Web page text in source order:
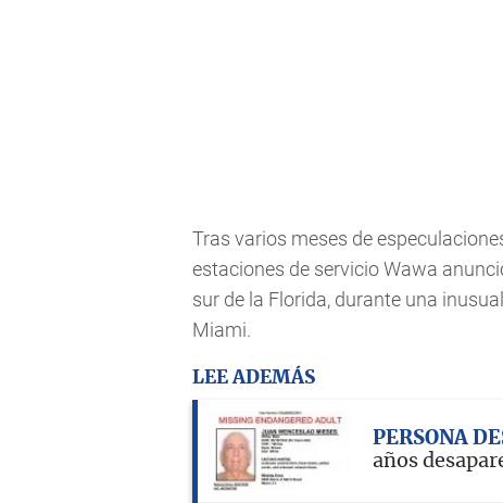
Tras varios meses de
estaciones de servicio Wawa
sur de la Florida, durante una
Miami.
LEE ADEMÁS
PERSONA
años